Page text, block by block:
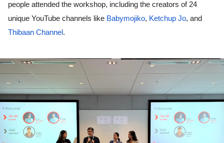
people attended the workshop, including the creators of 24
unique YouTube channels like Babymojiko, Ketchup Jo
Thibaan Channel .